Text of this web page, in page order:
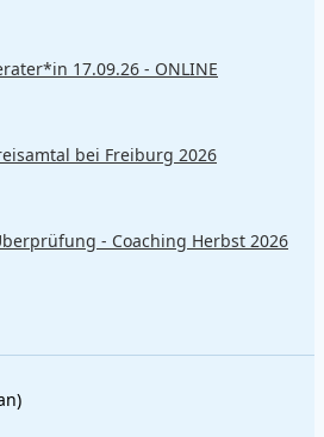
17.09.26 - ONLINE
bei Freiburg 2026
- Coaching Herbst 2026